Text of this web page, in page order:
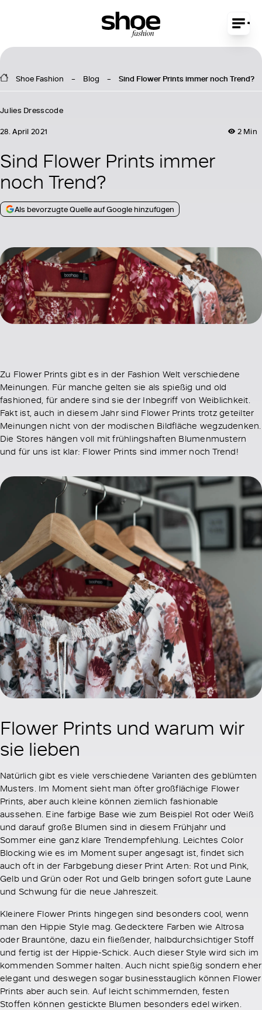
Shoe Fashion Blog Sind Flower Prints immer noch Trend?
Julies Dresscode
2 Min
28. April 2021
Sind Flower Prints immer
noch Trend?
Als bevorzugte Quelle auf Google hinzufügen
Zu Flower Prints gibt es in der Fashion Welt verschiedene
Meinungen. Für manche gelten sie als spießig und old
fashioned, für andere sind sie der Inbegriff von Weiblichkeit.
Fakt ist, auch in diesem Jahr sind Flower Prints trotz geteilter
Meinungen nicht von der modischen Bildfläche wegzudenken.
Die Stores hängen voll mit frühlingshaften Blumenmustern
und für uns ist klar: Flower Prints sind immer noch Trend!
Flower Prints und warum wir
sie lieben
Natürlich gibt es viele verschiedene Varianten des geblümten
Musters. Im Moment sieht man öfter großflächige Flower
Prints, aber auch kleine können ziemlich fashionable
aussehen. Eine farbige Base wie zum Beispiel Rot oder Weiß
und darauf große Blumen sind in diesem Frühjahr und
Sommer eine ganz klare Trendempfehlung. Leichtes Color
Blocking wie es im Moment super angesagt ist, findet sich
auch oft in der Farbgebung dieser Print Arten: Rot und Pink,
Gelb und Grün oder Rot und Gelb bringen sofort gute Laune
und Schwung für die neue Jahreszeit.
Kleinere Flower Prints hingegen sind besonders cool, wenn
man den Hippie Style mag. Gedecktere Farben wie Altrosa
oder Brauntöne, dazu ein fließender, halbdurchsichtiger Stoff
und fertig ist der Hippie-Schick. Auch dieser Style wird sich im
kommenden Sommer halten. Auch nicht spießig sondern eher
elegant und deswegen sogar businesstauglich können Flower
Prints aber auch sein. Auf leicht schimmernden, festen
Stoffen können gestickte Blumen besonders edel wirken.